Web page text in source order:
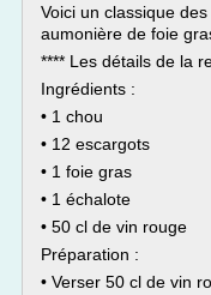
Voici un classique
aumonière de foie
**** Les détails de la
Ingrédients :
• 1 chou
• 12 escargots
• 1 foie gras
• 1 échalote
• 50 cl de vin rouge
Préparation :
• Verser 50 cl de vin